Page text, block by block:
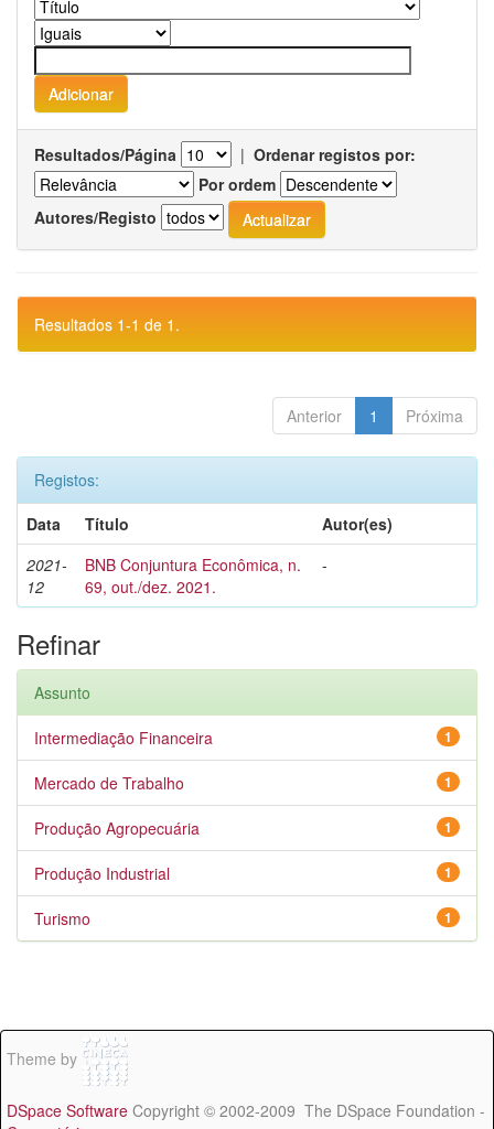
Resultados/Página | Ordenar registos por:
Por ordem
Autores/Registo
Resultados 1-1 de 1.
Anterior 1 Próxima
Registos:
Data
Título
Autor(es)
2021-
12
BNB Conjuntura Econômica, n.
69, out./dez. 2021.
-
Refinar
Assunto
1
Intermediação Financeira
1
Mercado de Trabalho
1
Produção Agropecuária
1
Produção Industrial
1
Turismo
Theme by
DSpace Software Copyright © 2002-2009 The DSpace Foundation -